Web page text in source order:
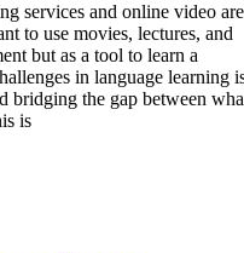
services and online video are
to use movies, lectures, and
but as a tool to learn a
in language learning
bridging the gap between
is